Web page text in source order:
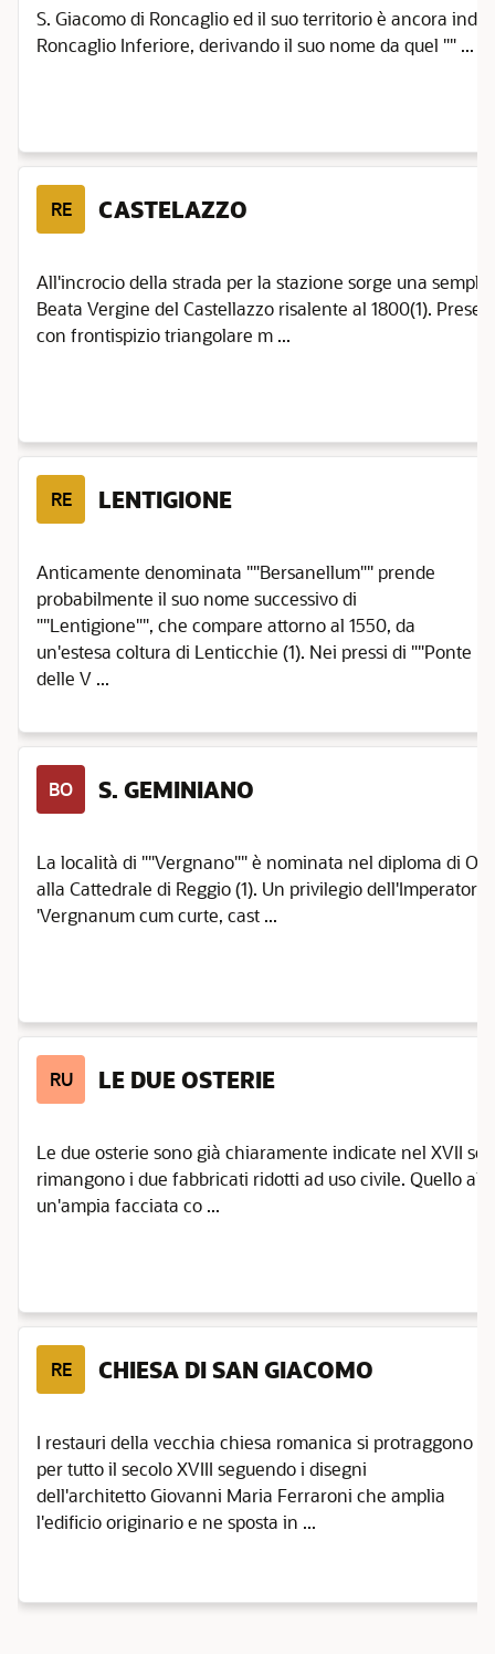
S. Giacomo di Roncaglio ed il suo territorio è ancora
Roncaglio Inferiore, derivando il suo nome da quel "" ...
RE CASTELAZZO
All'incrocio della strada per la stazione sorge una
Beata Vergine del Castellazzo risalente al 1800(1).
con frontispizio triangolare m ...
RE LENTIGIONE
Anticamente denominata ""Bersanellum"" prende
probabilmente il suo nome successivo di
""Lentigione"", che compare attorno al 1550, da
un'estesa coltura di Lenticchie (1). Nei pressi di ""Ponte
delle V ...
BO S. GEMINIANO
La località di ""Vergnano"" è nominata nel diploma di
alla Cattedrale di Reggio (1). Un privilegio dell'Imperatore
'Vergnanum cum curte, cast ...
RU LE DUE OSTERIE
Le due osterie sono già chiaramente indicate nel XVII
rimangono i due fabbricati ridotti ad uso civile. Quello
un'ampia facciata co ...
RE CHIESA DI SAN GIACOMO
I restauri della vecchia chiesa romanica si protraggono
per tutto il secolo XVIII seguendo i disegni
dell'architetto Giovanni Maria Ferraroni che amplia
l'edificio originario e ne sposta in ...